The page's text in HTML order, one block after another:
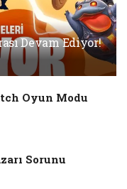
Devam Ediyor!
Oyun Modu
Sorunu